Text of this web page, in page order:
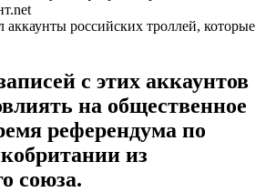
аккаунты российских троллей, которые
с этих аккаунтов
на общественное
референдума по
из
союза.